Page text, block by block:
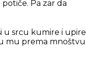
Pa zar da
u srcu kumire i upire
mu prema mnoštvu